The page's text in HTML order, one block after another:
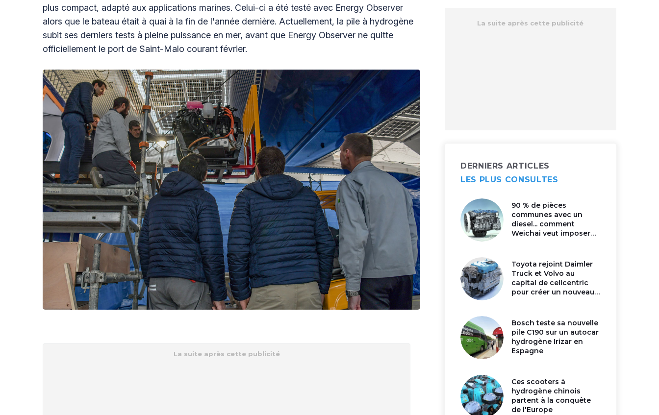
plus compact, adapté aux applications marines. Celui-ci a été testé avec Energy Observer
alors que le bateau était à quai à la fin de l'année dernière. Actuellement, la pile à hydrogène
subit ses derniers tests à pleine puissance en mer, avant que Energy Observer ne quitte
officiellement le port de Saint-Malo courant février.
DERNIERS ARTICLES
LES PLUS CONSULTES
90 % de pièces
communes avec un
diesel... comment
Weichai veut imposer
Toyota rejoint Daimler
Truck et Volvo au
capital de cellcentric
pour créer un nouveau
Bosch teste sa nouvelle
pile C190 sur un autocar
hydrogène Irizar en
Espagne
Ces scooters à
hydrogène chinois
partent à la conquête
de l'Europe